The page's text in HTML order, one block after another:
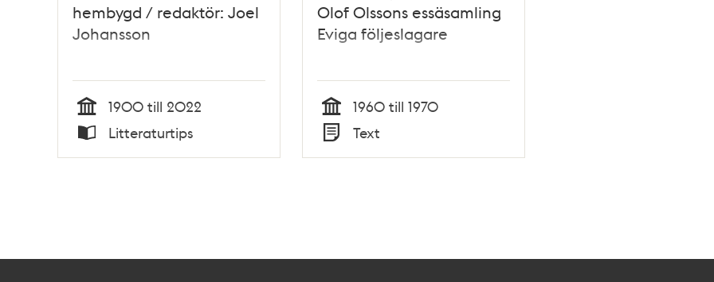
hembygd / redaktör: Joel
Johansson
Tid
1900 till 2022
Typ
Litteraturtips
Olof Olssons essäsamling
Eviga följeslagare
Tid
1960 till 1970
Typ
Text